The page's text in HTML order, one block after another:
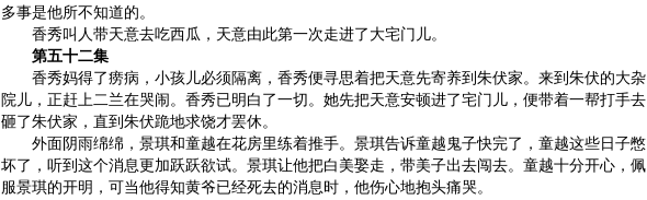
多事是他所不知道的。
香秀叫人带天意去吃西瓜，天意由此第一次走进了大宅门儿。
第五十二集
香秀妈得了痨病，小孩儿必须隔离，香秀便寻思着把天意先寄养到朱伏家。来到朱伏的大杂
院儿，正赶上二兰在哭闹。香秀已明白了一切。她先把天意安顿进了宅门儿，便带着一帮打手去
砸了朱伏家，直到朱伏跪地求饶才罢休。
外面阴雨绵绵，景琪和童越在花房里练着推手。景琪告诉童越鬼子快完了，童越这些日子憋
坏了，听到这个消息更加跃跃欲试。景琪让他把白美娶走，带美子出去闯去。童越十分开心，佩
服景琪的开明，可当他得知黄爷已经死去的消息时，他伤心地抱头痛哭。